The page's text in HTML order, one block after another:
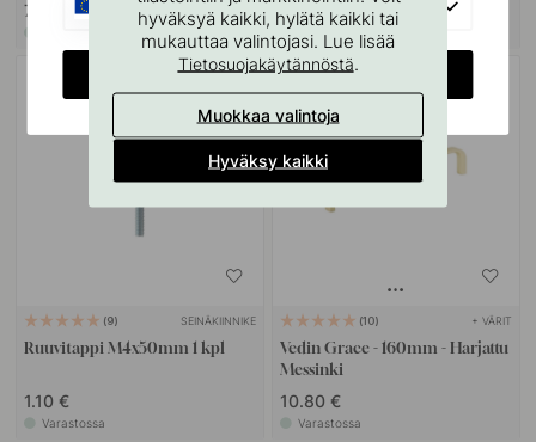
7 € 15 €
Varastossa
9 SEINÄKIINNIKE
Ruuvitappi M4x50mm 1 kpl
1.10 €
Varastossa
10 + VÄRIT
Vedin Grace - 160mm - Harjattu
Messinki
10.80 €
Varastossa
hyväksyä kaikki, hylätä kaikki tai
mukauttaa valintojasi. Lue lisää
Tietosuojakäytännöstä.
Muokkaa valintoja
Hyväksy kaikki
EU
CHANGE COUNTRY